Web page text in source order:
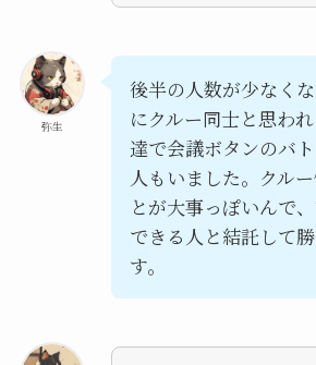
弥生
後半の人数が少なく
にクルー同士と思わ
達で会議ボタンのバ
人もいました。クル
とが大事っぽいんで
できる人と結託して
す。